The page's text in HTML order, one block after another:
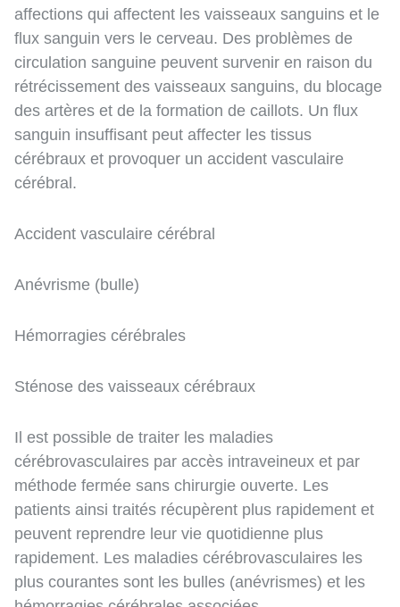
affections qui affectent les vaisseaux sanguins et le
flux sanguin vers le cerveau. Des problèmes de
circulation sanguine peuvent survenir en raison du
rétrécissement des vaisseaux sanguins, du blocage
des artères et de la formation de caillots. Un flux
sanguin insuffisant peut affecter les tissus
cérébraux et provoquer un accident vasculaire
cérébral.
Accident vasculaire cérébral
Anévrisme (bulle)
Hémorragies cérébrales
Sténose des vaisseaux cérébraux
Il est possible de traiter les maladies
cérébrovasculaires par accès intraveineux et par
méthode fermée sans chirurgie ouverte. Les
patients ainsi traités récupèrent plus rapidement et
peuvent reprendre leur vie quotidienne plus
rapidement. Les maladies cérébrovasculaires les
plus courantes sont les bulles (anévrismes) et les